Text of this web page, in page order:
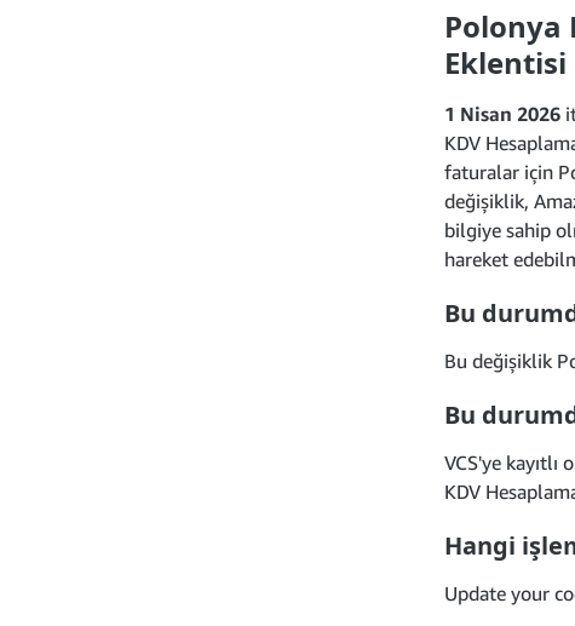
Polonya
Eklentisi
1 Nisan 2026
KDV
faturalar için
değişiklik,
bilgiye sahip
hareket
Bu
Bu değişiklik
Bu
VCS'ye
KDV
Hangi
Update your